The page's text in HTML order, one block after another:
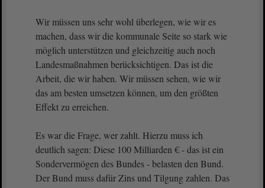
Wir müssen uns sehr wohl überlegen, wie wir es
machen, dass wir die kommunale Seite so stark wie
möglich unterstützen und gleichzeitig auch noch
Landesmaßnahmen berücksichtigen. Das ist die
Arbeit, die wir haben. Wir müssen sehen, wie wir
das am besten umsetzen können, um den größten
Effekt zu erreichen.
Es war die Frage, wer zahlt. Hierzu muss ich
deutlich sagen: Diese 100 Milliarden € - das ist ein
Sondervermögen des Bundes - belasten den Bund.
Der Bund muss dafür Zins und Tilgung zahlen. Das